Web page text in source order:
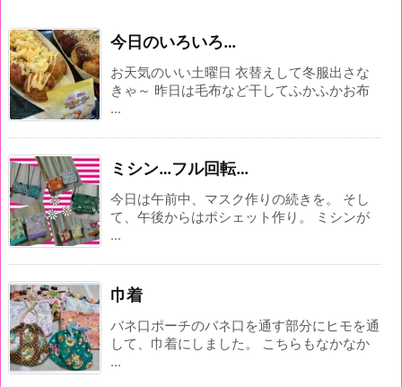
今日のいろいろ…
お天気のいい土曜日 衣替えして冬服出さな
きゃ～ 昨日は毛布など干してふかふかお布
...
ミシン…フル回転…
今日は午前中、マスク作りの続きを。 そし
て、午後からはポシェット作り。 ミシンが
...
巾着
バネ口ポーチのバネ口を通す部分にヒモを通
して、巾着にしました。 こちらもなかなか
...